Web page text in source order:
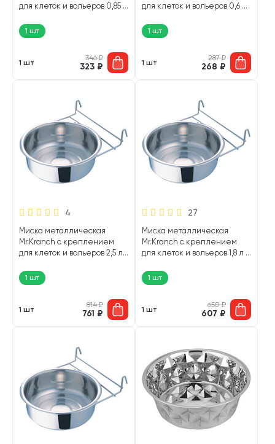
для клеток и вольеров 0,85 л
1 шт
1 шт
346₽
323 ₽
для клеток и вольеров 0,6 л
1 шт
1 шт
287₽
268 ₽
4
Миска металлическая
Mr.Kranch с креплением
для клеток и вольеров 2,5 л
1 шт
1 шт
814₽
761 ₽
27
Миска металлическая
Mr.Kranch с креплением
для клеток и вольеров 1,8 л (1
1 шт
1 шт
650₽
607 ₽